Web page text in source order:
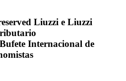
Liuzzi e Liuzzi
Internacional de